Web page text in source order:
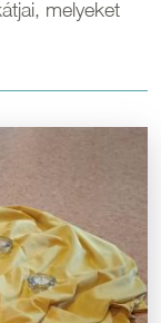
melyeket